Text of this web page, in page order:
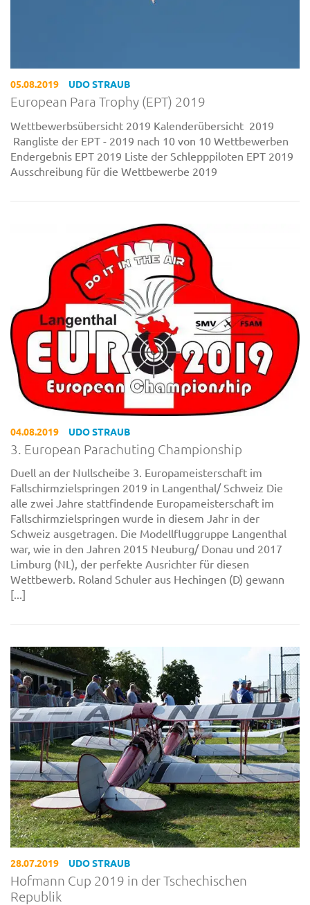
05.08.2019 UDO STRAUB
European Para Trophy (EPT) 2019
Wettbewerbsübersicht 2019 Kalenderübersicht 2019
Rangliste der EPT - 2019 nach 10 von 10 Wettbewerben
Endergebnis EPT 2019 Liste der Schlepppiloten EPT 2019
Ausschreibung für die Wettbewerbe 2019
04.08.2019 UDO STRAUB
3. European Parachuting Championship
Duell an der Nullscheibe 3. Europameisterschaft im
Fallschirmzielspringen 2019 in Langenthal/ Schweiz Die
alle zwei Jahre stattfindende Europameisterschaft im
Fallschirmzielspringen wurde in diesem Jahr in der
Schweiz ausgetragen. Die Modellfluggruppe Langenthal
war, wie in den Jahren 2015 Neuburg/ Donau und 2017
Limburg (NL), der perfekte Ausrichter für diesen
Wettbewerb. Roland Schuler aus Hechingen (D) gewann
[...]
28.07.2019 UDO STRAUB
Hofmann Cup 2019 in der Tschechischen
Republik